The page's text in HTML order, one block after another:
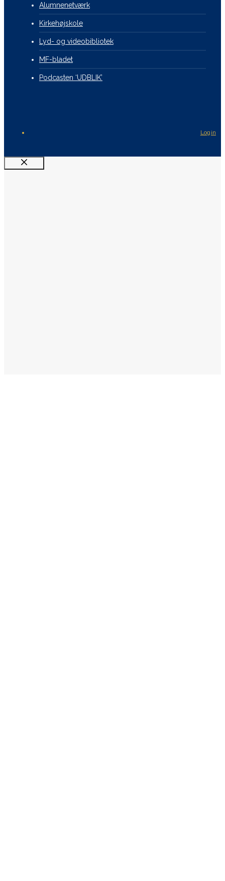
Alumnenetværk
Kirkehøjskole
Lyd- og videobibliotek
MF-bladet
Podcasten ‘UDBLIK’
Login
Luk